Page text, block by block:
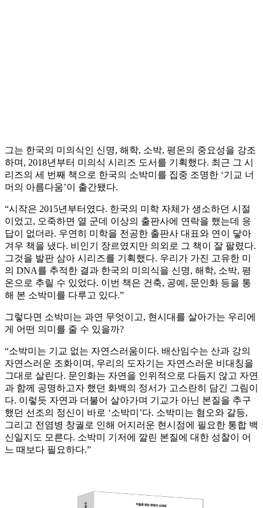
그는 한국의 미의식인 신명, 해학, 소박, 평온의 중요성을 강조
하며, 2018년부터 미의식 시리즈 도서를 기획했다. 최근 그 시
리즈의 세 번째 책으로 한국의 소박미를 집중 조명한 ‘기교 너
머의 아름다움’이 출간됐다.
“시작은 2015년부터였다. 한국의 미학 자체가 생소하던 시절
이었고, 오죽하면 열 군데 이상의 출판사에 연락을 했는데 응
답이 없더라. 우연히 미학을 전공한 출판사 대표와 연이 닿아
겨우 책을 냈다. 비인기 장르였지만 의외로 그 책이 잘 팔렸다.
그것을 발판 삼아 시리즈를 기획했다. 우리가 가진 고유한 미
의 DNA를 추적한 결과 한국의 미의식을 신명, 해학, 소박, 평
온으로 추릴 수 있었다. 이번 책은 건축, 공예, 문인화 등을 통
해 본 소박미를 다루고 있다.”
그렇다면 소박미는 과연 무엇이고, 현시대를 살아가는 우리에
게 어떤 의미를 줄 수 있을까?
“소박미는 기교 없는 자연스러움이다. 배산임수는 산과 강의
자연스러운 조화이며, 우리의 도자기는 자연스러운 비대칭을
그대로 살린다. 문인화는 자연을 인위적으로 다듬지 않고 자연
과 함께 공명하고자 했던 화백의 정서가 고스란히 담긴 그림이
다. 이렇듯 자연과 더불어 살아가며 기교가 아닌 본질을 추구
했던 선조의 정신이 바로 ‘소박미’다. 소박미는 혐오와 갈등,
그리고 전염병 창궐로 인해 어지러운 현시점에 필요한 통합 백
신일지도 모른다. 소박미 기저에 깔린 본질에 대한 성찰이 어
느 때보다 필요하다.”